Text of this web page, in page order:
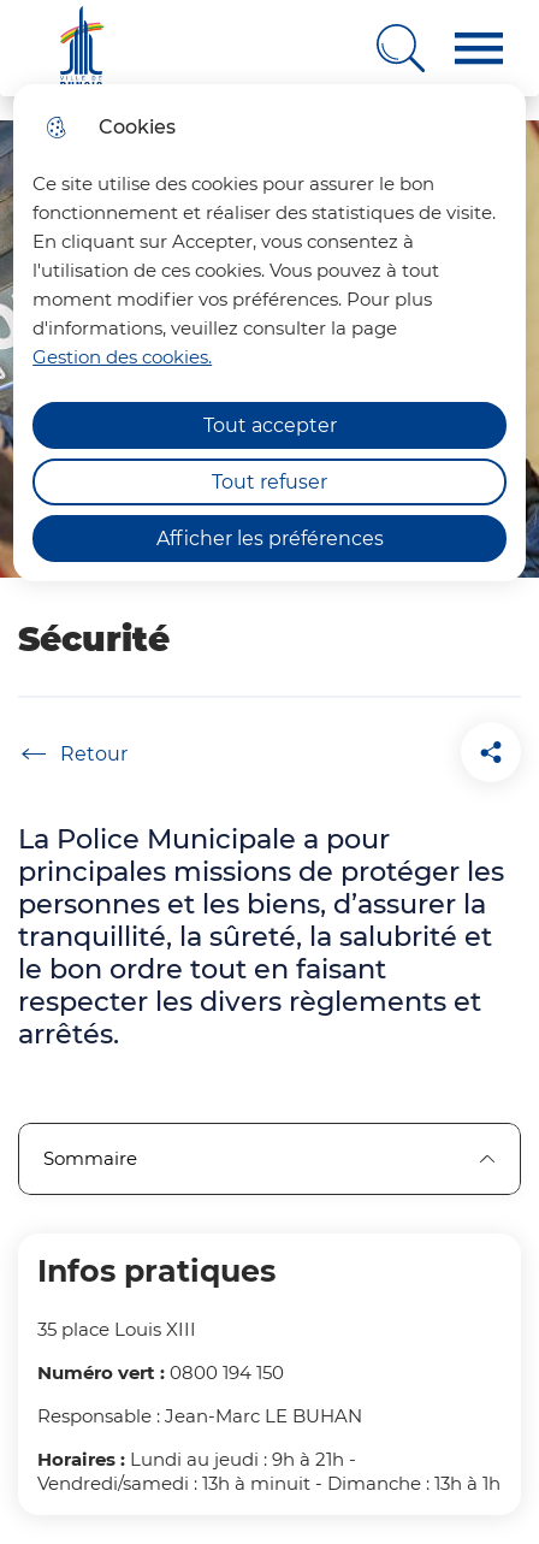
Cookies
Ce site utilise des cookies pour assurer le bon
fonctionnement et réaliser des statistiques de visite.
En cliquant sur Accepter, vous consentez à
l'utilisation de ces cookies. Vous pouvez à tout
moment modifier vos préférences. Pour plus
d'informations, veuillez consulter la page
Gestion des cookies.
Afficher les préférences
Tout accepter
Tout refuser
menu
recherche
principal
du site
Sécurité
Accueil
La Police Municipale a pour
principales missions de protéger les
personnes et les biens, d’assurer la
tranquillité, la sûreté, la salubrité et
le bon ordre tout en faisant
respecter les divers règlements et
arrêtés.
Sommaire
Infos pratiques
35 place Louis XIII
Numéro vert : 0800 194 150
Responsable : Jean-Marc LE BUHAN
Horaires : Lundi au jeudi : 9h à 21h -
Vendredi/samedi : 13h à minuit - Dimanche : 13h à 1h